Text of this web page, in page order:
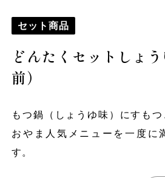
セット商品
どんたくセットしょ
前）
もつ鍋（しょうゆ味）にすも
おやま人気メニューを一度に
す。